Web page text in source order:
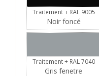
Traitement + RAL 9005
Noir foncé
Traitement + RAL 7040
Gris fenetre